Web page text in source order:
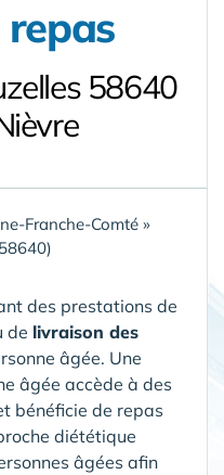
58640
Franche-Comté »
des prestations de
de livraison des
âgée. Une
âgée accède à des
bénéficie de repas
diététique
âgées afin